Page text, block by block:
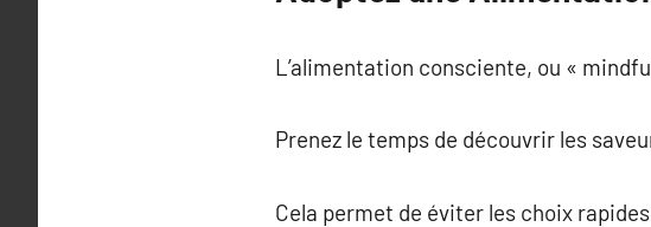
L’alimentation consciente, ou «
Prenez le temps de découvrir les
Cela permet de éviter les choix